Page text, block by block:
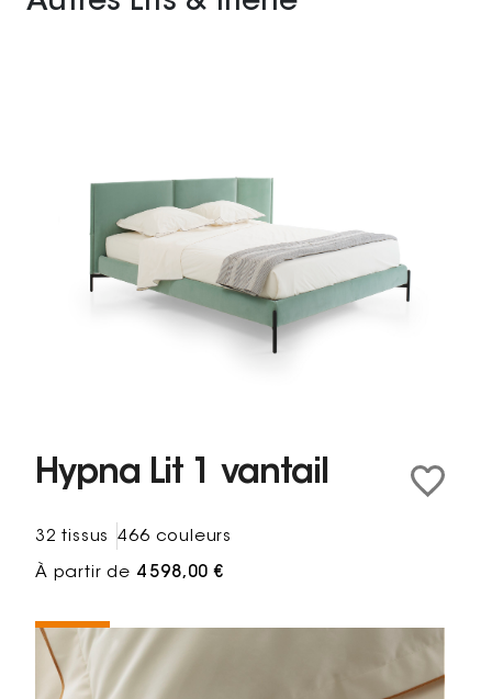
Hypna Lit 1 vantail
32 tissus 466 couleurs
À partir de 4 598,00 €